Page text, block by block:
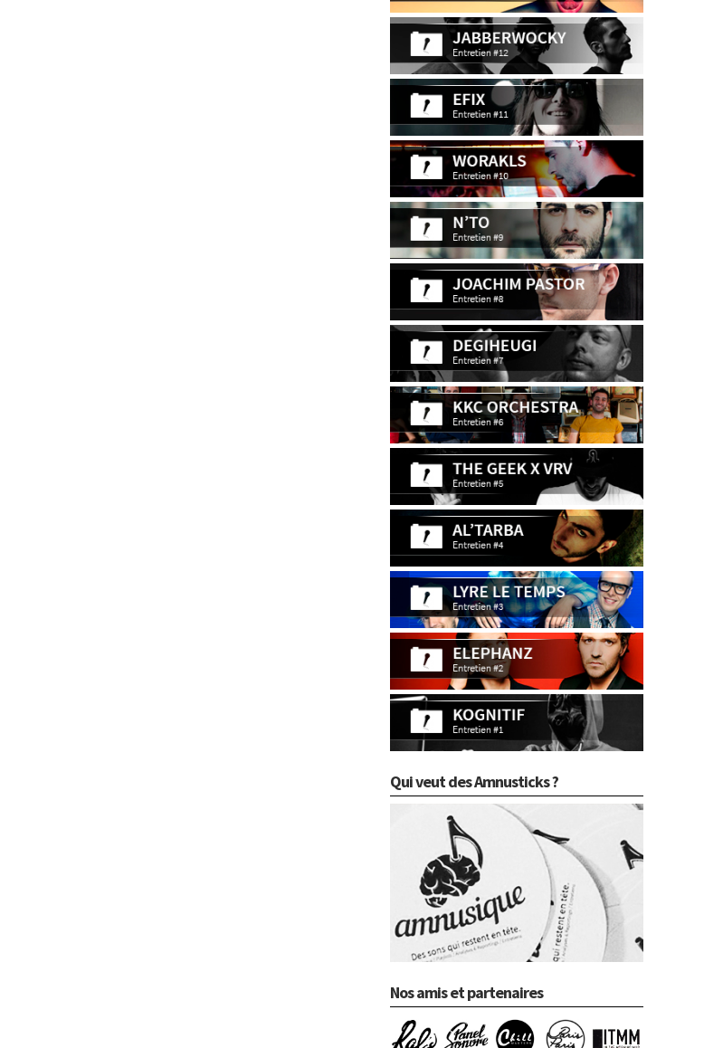
Qui veut des Amnusticks ?
Nos amis et partenaires